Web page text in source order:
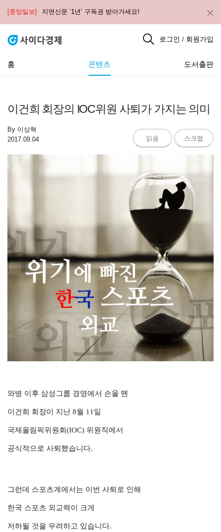
[중앙일보] 지면신문 ‘1년’ 구독권 받아가세요!
로그인 / 회원가입
홈 콘텐츠 도서출판
이건희 회장의 IOC위원 사퇴가 가지는 의미
By 이상혁
2017.09.04
읽음 스크랩
와병 이후 삼성그룹 경영에서 손을 뗀
이건희 회장이 지난 8월 11일
국제올림픽위원회(IOC) 위원직에서
공식적으로 사퇴했습니다.
그런데 스포츠계에서는 이번 사퇴로 인해
한국 스포츠 외교력이 크게
저하될 것을 우려하고 있습니다.